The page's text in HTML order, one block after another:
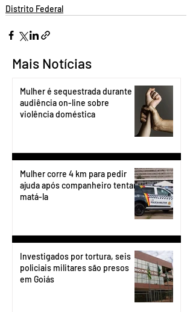
Distrito Federal
Mais Notícias
Mulher é sequestrada durante
audiência on-line sobre
violência doméstica
Mulher corre 4 km para pedir
ajuda após companheiro tentar
matá-la
Investigados por tortura, seis
policiais militares são presos
em Goiás